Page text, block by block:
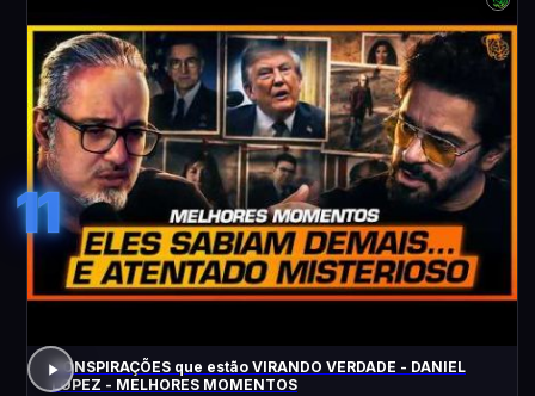
11
CONSPIRAÇÕES que estão VIRANDO VERDADE - DANIEL
LOPEZ - MELHORES MOMENTOS